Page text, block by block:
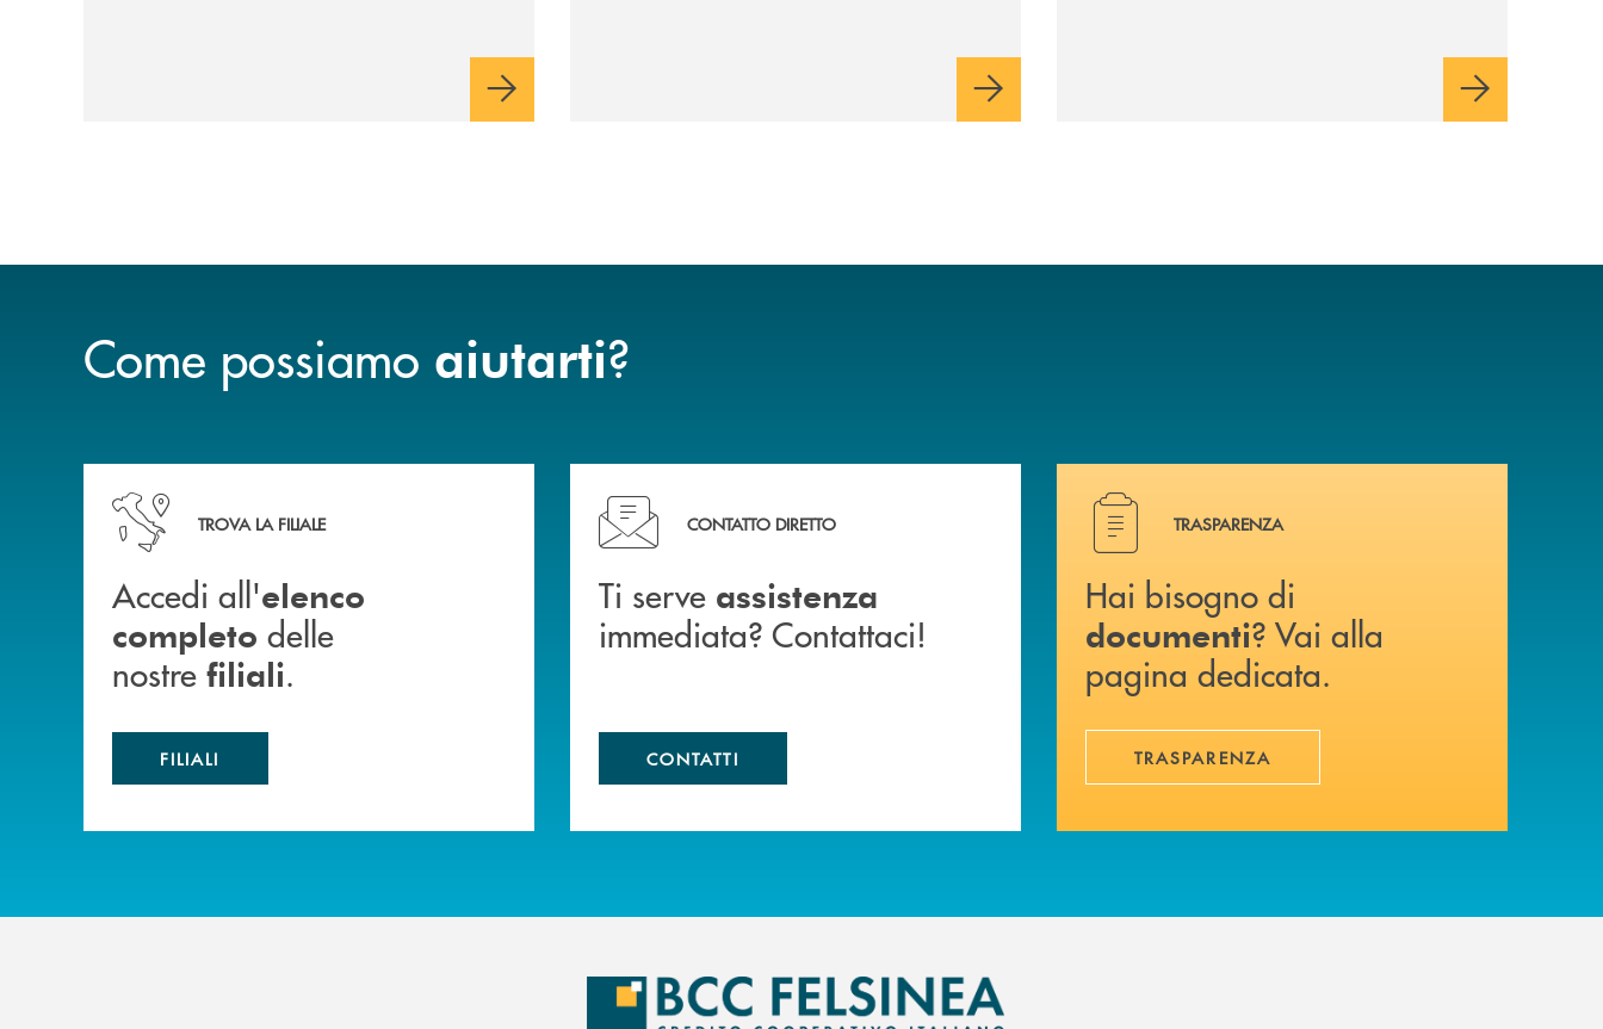
Come possiamo aiutarti?
Accedi all' elenco completo delle nostre&nbsp; filiali .
TROVA LA FILIALE
Accedi all'elenco
completo delle
nostre filiali.
FILIALI
Ti serve assistenza immediata? Contattaci!
CONTATTO DIRETTO
Ti serve assistenza
immediata? Contattaci!
CONTATTI
Hai bisogno di documenti ? Vai alla pagina dedicata.
TRASPARENZA
Hai bisogno di
documenti? Vai alla
pagina dedicata.
TRASPARENZA